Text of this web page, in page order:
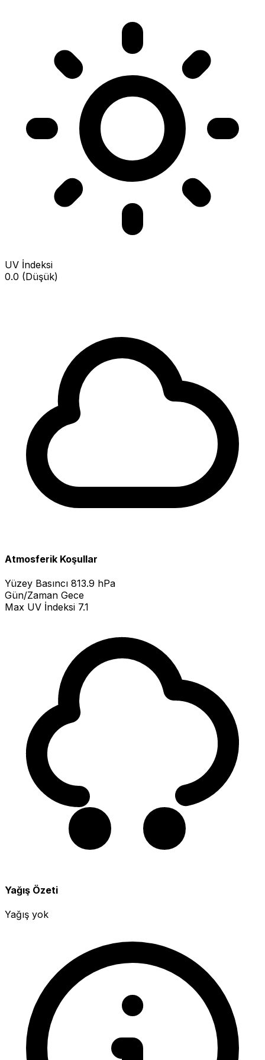
UV İndeksi
0.0 (Düşük)
Atmosferik Koşullar
Yüzey Basıncı 813.9 hPa
Gün/Zaman Gece
Max UV İndeksi 7.1
Yağış Özeti
Yağış yok